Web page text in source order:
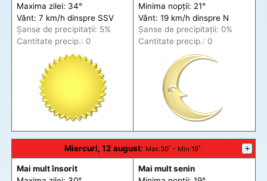
Maxima zilei: 34°
Vânt: 7 km/h dinspre SSV
Șanse de precipitații: 5%
Cantitate precip.: 0
Minima nopții: 21°
Vânt: 19 km/h dinspre N
Șanse de precipitații: 0%
Cantitate precip.: 0
Miercuri, 12 august: Max:30˚ - Min:19˚ +
Mai mult însorit
Mai mult senin